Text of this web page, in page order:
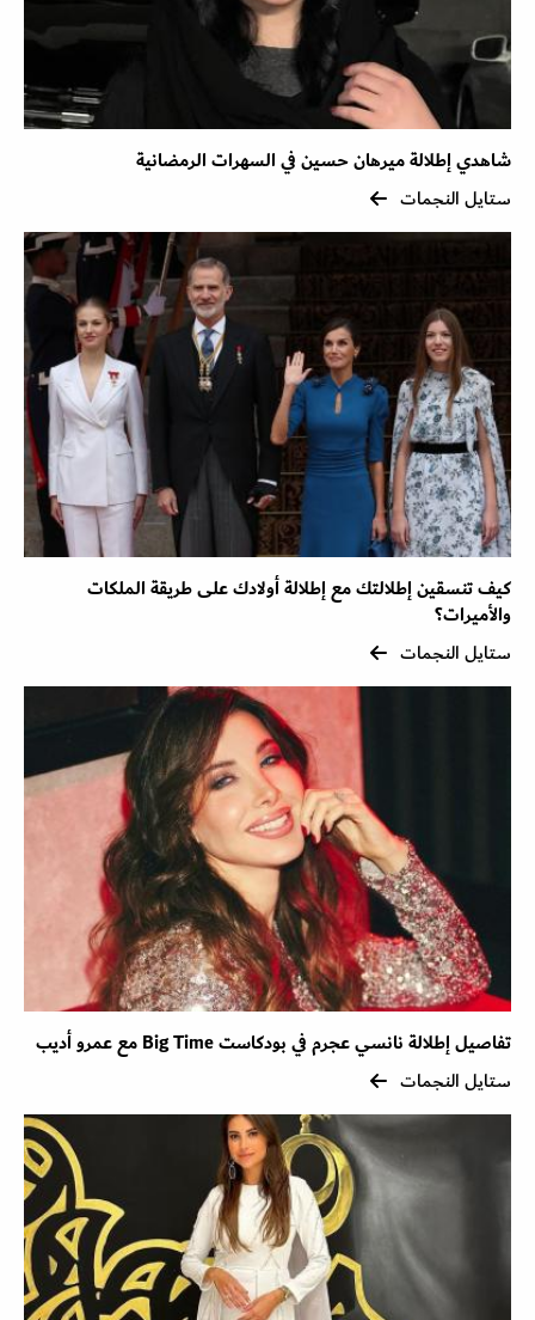
شاهدي إطلالة ميرهان حسين في السهرات الرمضانية
ستايل النجمات
كيف تنسقين إطلالتك مع إطلالة أولادك على طريقة الملكات
والأميرات؟
ستايل النجمات
تفاصيل إطلالة نانسي عجرم في بودكاست Big Time مع عمرو أديب
ستايل النجمات